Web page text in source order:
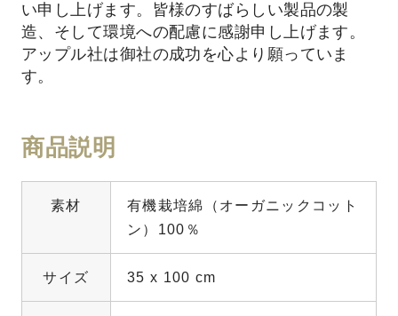
い申し上げます。皆様のすばらしい製品の製
造、そして環境への配慮に感謝申し上げます。
アップル社は御社の成功を心より願っていま
す。
商品説明
素材
有機栽培綿（オーガニックコット
ン）100％
サイズ 35 x 100 cm